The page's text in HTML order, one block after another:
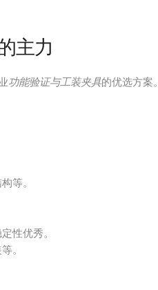
主力
功能验证与工装夹具的优选方案。
等。
性优秀。
。